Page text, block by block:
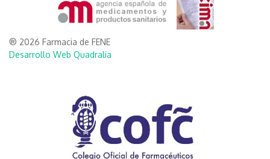
® 2026 Farmacia de FENE
Desarrollo Web Quadralia